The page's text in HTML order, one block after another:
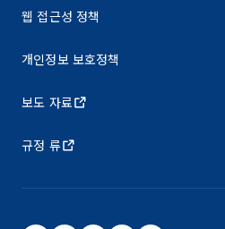
웹 접근성 정책
개인정보 보호정책
보도 자료
규정 류